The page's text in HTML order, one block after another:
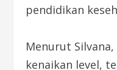
pendidikan
Menurut
kenaikan level,